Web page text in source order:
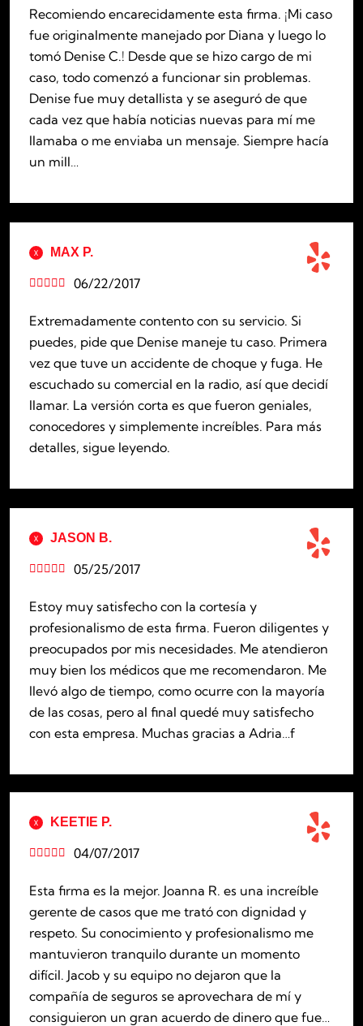
Recomiendo encarecidamente esta firma. ¡Mi caso
fue originalmente manejado por Diana y luego lo
tomó Denise C.! Desde que se hizo cargo de mi
caso, todo comenzó a funcionar sin problemas.
Denise fue muy detallista y se aseguró de que
cada vez que había noticias nuevas para mí me
llamaba o me enviaba un mensaje. Siempre hacía
un mill…
MAX P.
06/22/2017

Extremadamente contento con su servicio. Si
puedes, pide que Denise maneje tu caso. Primera
vez que tuve un accidente de choque y fuga. He
escuchado su comercial en la radio, así que decidí
llamar. La versión corta es que fueron geniales,
conocedores y simplemente increíbles. Para más
detalles, sigue leyendo.
JASON B.
05/25/2017

Estoy muy satisfecho con la cortesía y
profesionalismo de esta firma. Fueron diligentes y
preocupados por mis necesidades. Me atendieron
muy bien los médicos que me recomendaron. Me
llevó algo de tiempo, como ocurre con la mayoría
de las cosas, pero al final quedé muy satisfecho
con esta empresa. Muchas gracias a Adria…f
KEETIE P.
04/07/2017

Esta firma es la mejor. Joanna R. es una increíble
gerente de casos que me trató con dignidad y
respeto. Su conocimiento y profesionalismo me
mantuvieron tranquilo durante un momento
difícil. Jacob y su equipo no dejaron que la
compañía de seguros se aprovechara de mí y
consiguieron un gran acuerdo de dinero que fue…